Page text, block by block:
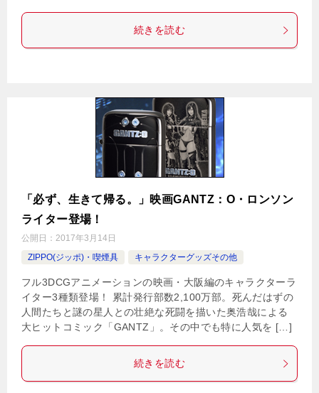
続きを読む
「必ず、生きて帰る。」映画GANTZ：O・ロンソン
ライター登場！
公開日： 2017年3月14日
ZIPPO(ジッポ)・喫煙具
キャラクターグッズその他
フル3DCGアニメーションの映画・大阪編のキャラクターラ
イター3種類登場！ 累計発行部数2,100万部。死んだはずの
人間たちと謎の星人との壮絶な死闘を描いた奥浩哉による
大ヒットコミック「GANTZ」。その中でも特に人気を […]
続きを読む